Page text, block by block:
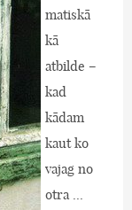
matiskā
kā
atbilde –
kad
kādam
kaut ko
vajag no
otra ...